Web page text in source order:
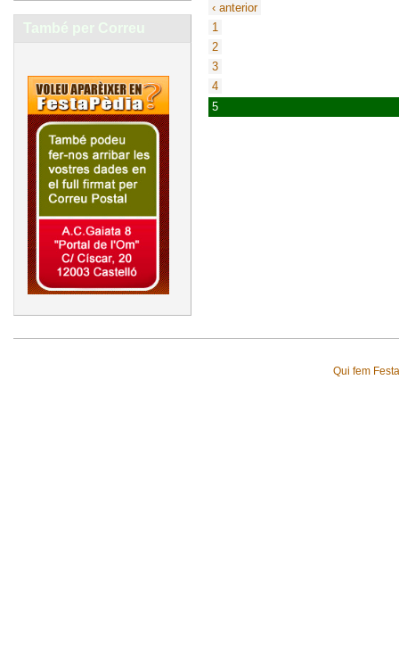
També per Correu
‹ anterior
1
2
3
4
5
Qui fem